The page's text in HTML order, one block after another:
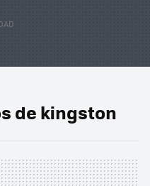
de kingston